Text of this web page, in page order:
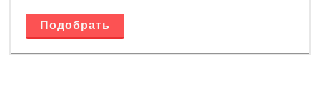
Подобрать